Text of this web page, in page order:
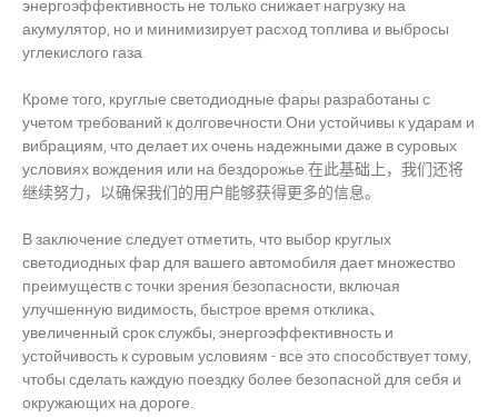
энергоэффективность не только снижает нагрузку на
акумулятор, но и минимизирует расход топлива и выбросы
углекислого газа.
Кроме того, круглые светодиодные фары разработаны с
учетом требований к долговечности.Они устойчивы к ударам и
вибрациям, что делает их очень надежными даже в суровых
условиях вождения или на бездорожье.在此基础上，我们还将
继续努力，以确保我们的用户能够获得更多的信息。
В заключение следует отметить, что выбор круглых
светодиодных фар для вашего автомобиля дает множество
преимуществ с точки зрения безопасности, включая
улучшенную видимость, быстрое время отклика、
увеличенный срок службы, энергоэффективность и
устойчивость к суровым условиям - все это способствует тому,
чтобы сделать каждую поездку более безопасной для себя и
окружающих на дороге.